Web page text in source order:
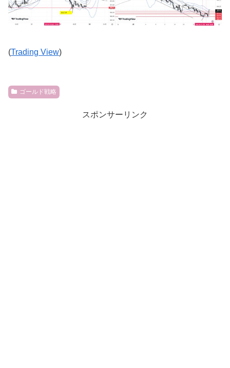
(Trading View)
ゴールド戦略
スポンサーリンク